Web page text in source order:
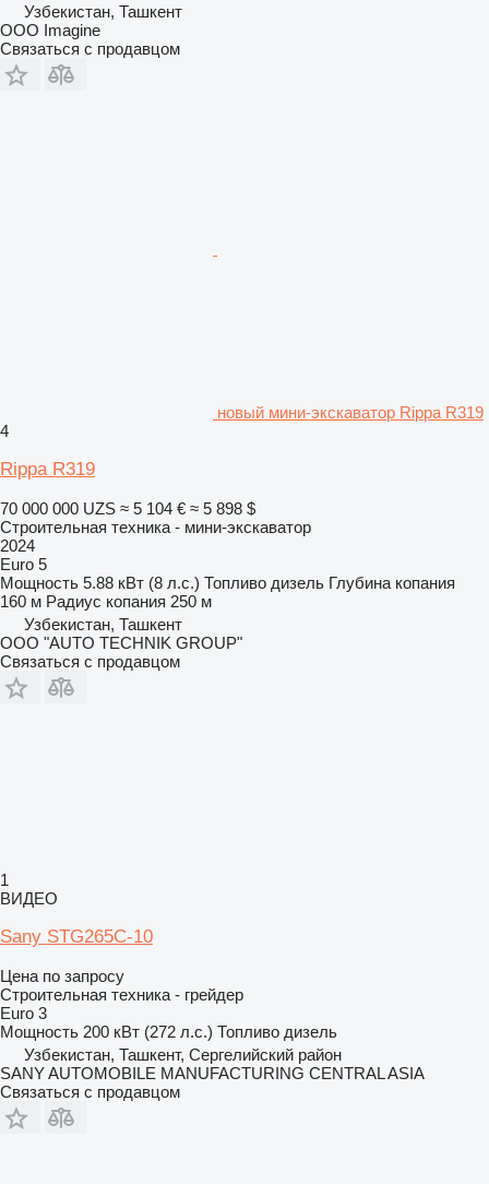
Узбекистан, Ташкент
OOO Imagine
Связаться с продавцом
новый мини-экскаватор Rippa R319
4
Rippa R319
70 000 000 UZS ≈ 5 104 € ≈ 5 898 $
Строительная техника - мини-экскаватор
2024
Euro 5
Мощность 5.88 кВт (8 л.с.) Топливо дизель Глубина копания
160 м Радиус копания 250 м
Узбекистан, Ташкент
OOO "AUTO TECHNIK GROUP"
Связаться с продавцом
1
ВИДЕО
Sany STG265C-10
Цена по запросу
Строительная техника - грейдер
Euro 3
Мощность 200 кВт (272 л.с.) Топливо дизель
Узбекистан, Ташкент, Сергелийский район
SANY AUTOMOBILE MANUFACTURING CENTRAL ASIA
Связаться с продавцом